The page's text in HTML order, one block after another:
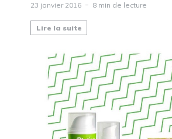
23 janvier 2016 8 min de lecture
Lire la suite